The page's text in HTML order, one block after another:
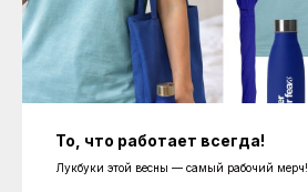
То, что работает всегда!
Лукбуки этой весны — самый рабочий мерч!